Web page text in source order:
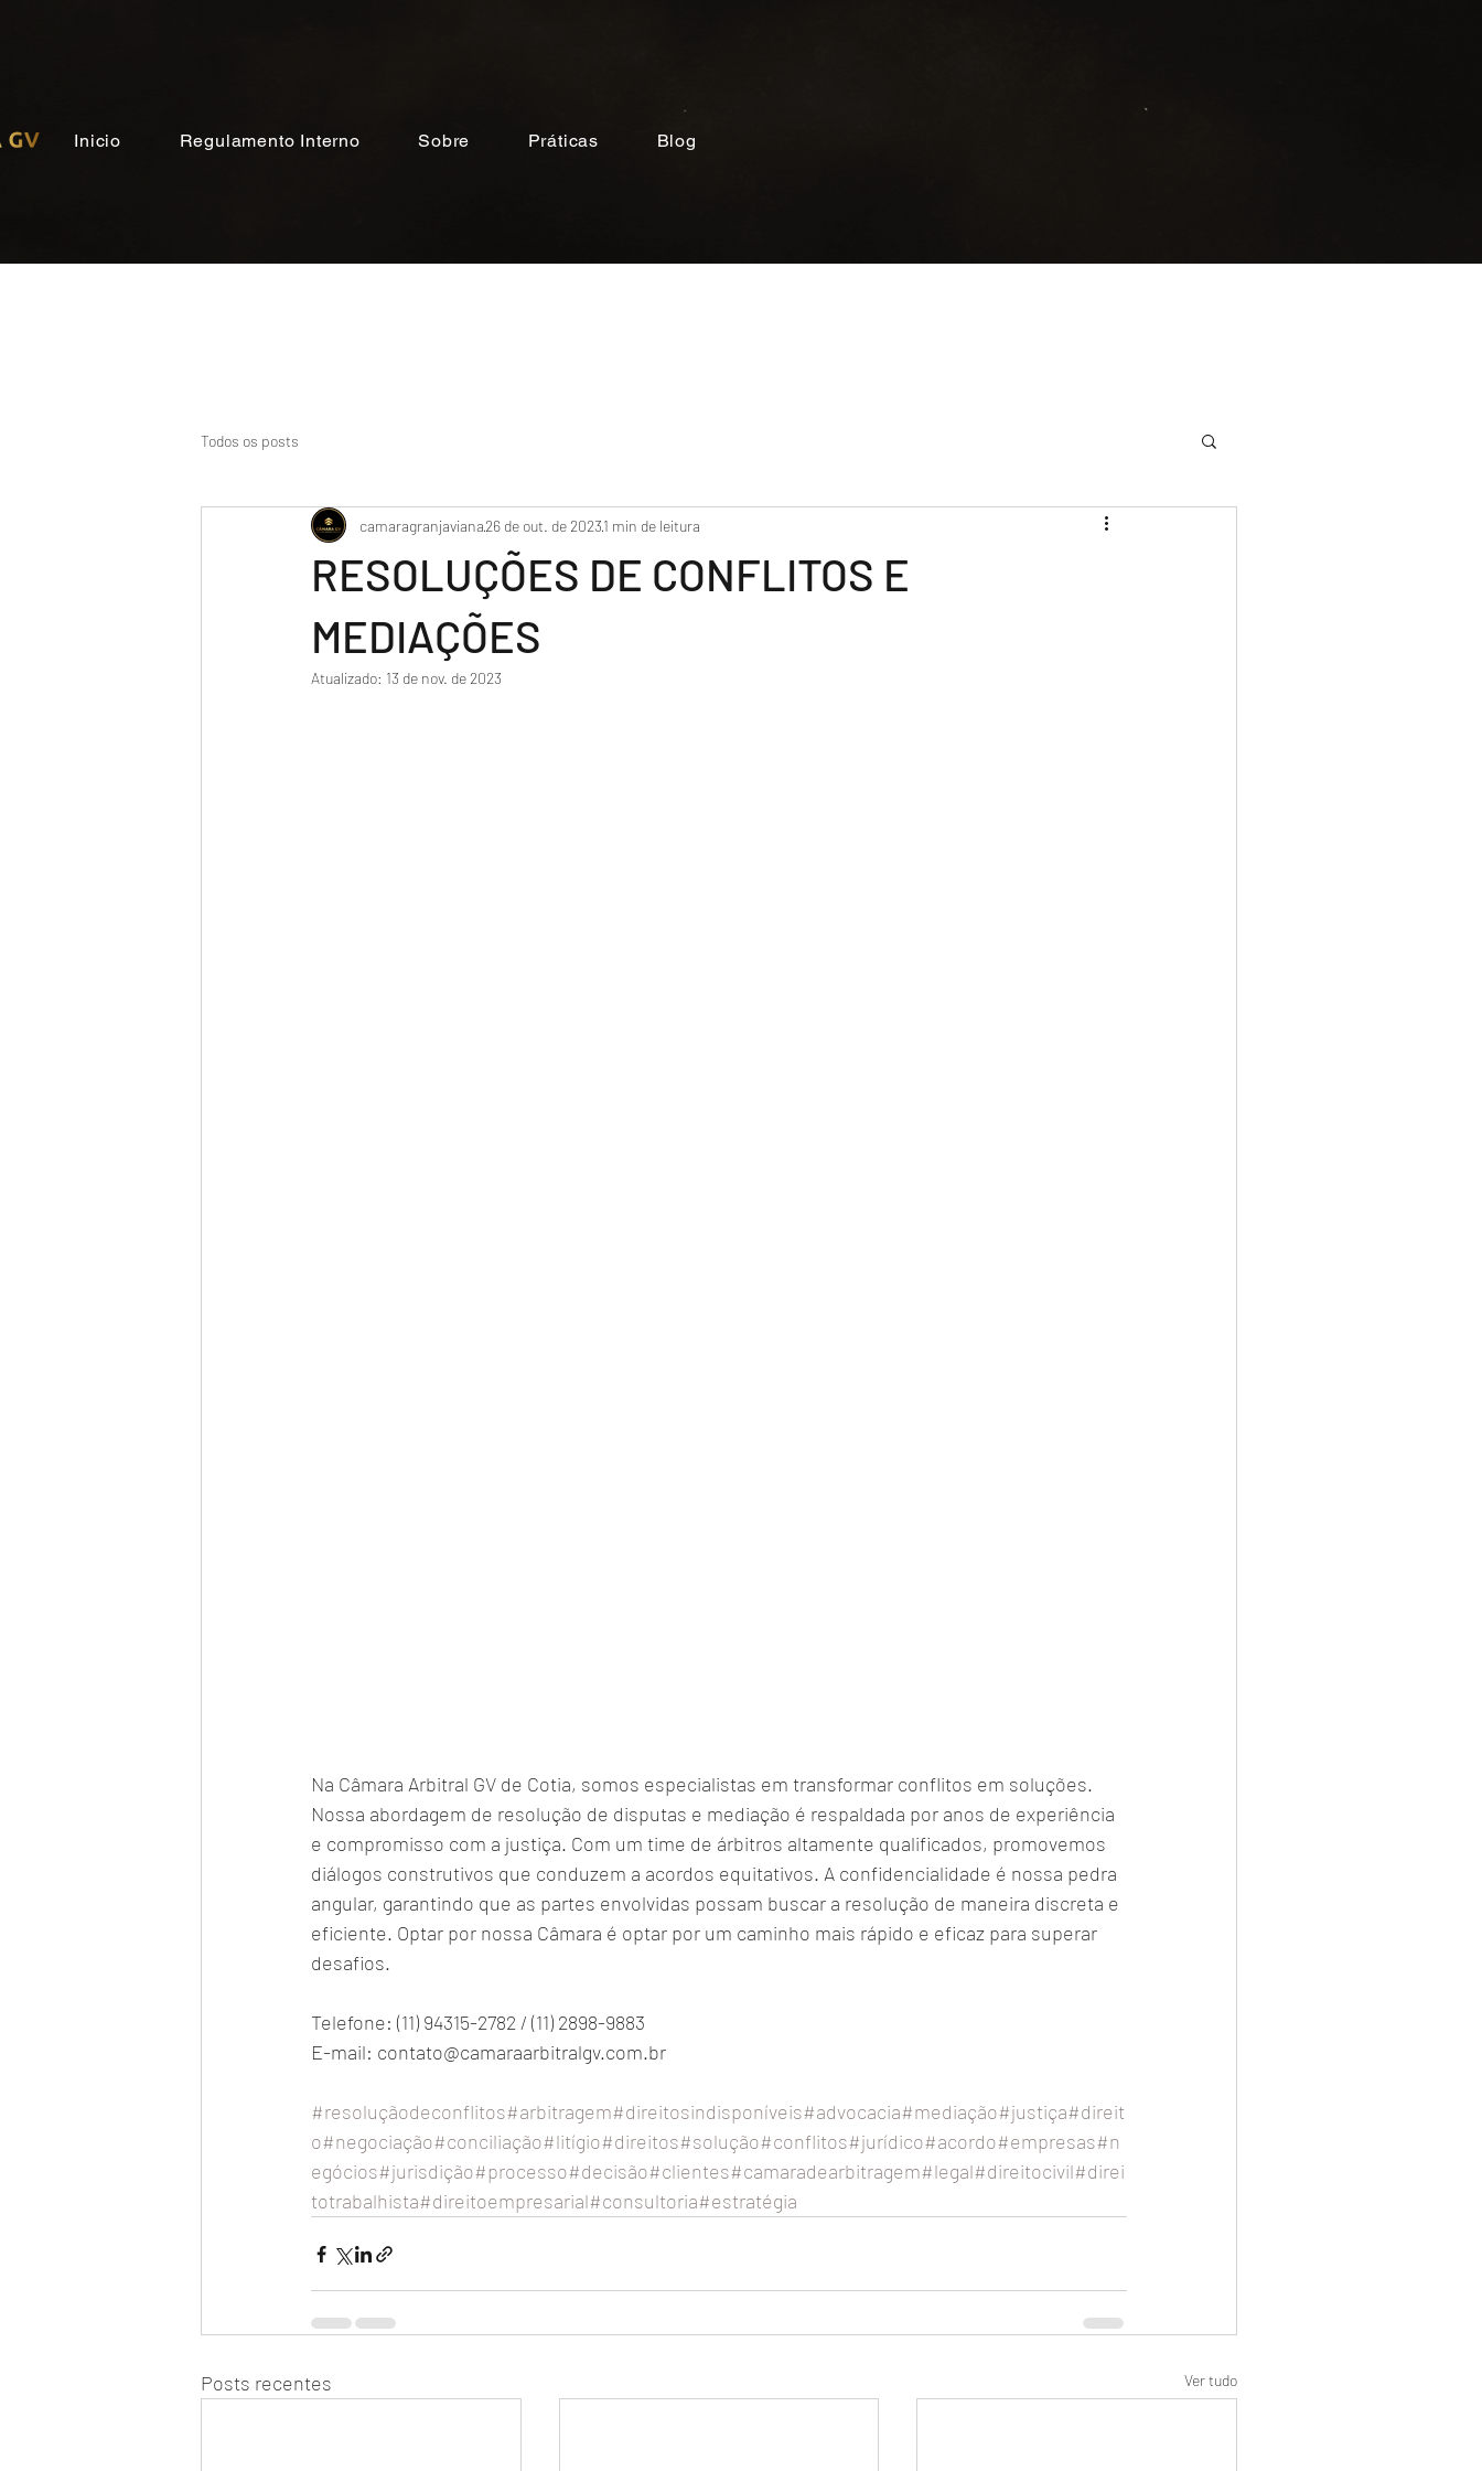
Inicio Regulamento Interno Sobre Práticas Blog
Todos os posts
RESOLUÇÕES DE CONFLITOS E
MEDIAÇÕES
camaragranjaviana26 de out. de 20231 min de leitura
Atualizado: 13 de nov. de 2023
Na Câmara Arbitral GV de Cotia, somos especialistas em transformar conflitos em soluções.
Nossa abordagem de resolução de disputas e mediação é respaldada por anos de experiência
e compromisso com a justiça. Com um time de árbitros altamente qualificados, promovemos
diálogos construtivos que conduzem a acordos equitativos. A confidencialidade é nossa pedra
angular, garantindo que as partes envolvidas possam buscar a resolução de maneira discreta e
eficiente. Optar por nossa Câmara é optar por um caminho mais rápido e eficaz para superar
desafios.
Telefone: (11) 94315-2782 / (11) 2898-9883
E-mail: contato@camaraarbitralgv.com.br
#resoluçãodeconflitos#arbitragem#direitosindisponíveis#advocacia#mediação#justiça#direit
o#negociação#conciliação#litígio#direitos#solução#conflitos#jurídico#acordo#empresas#n
egócios#jurisdição#processo#decisão#clientes#camaradearbitragem#legal#direitocivil#direi
totrabalhista#direitoempresarial#consultoria#estratégia
Posts recentes Ver tudo